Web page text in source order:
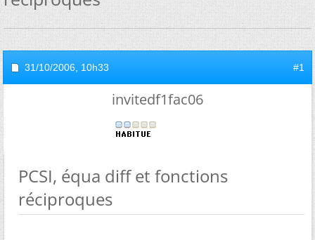
31/10/2006, 10h33 #1
invitedf1fac06
PCSI, équa diff et fonctions
réciproques